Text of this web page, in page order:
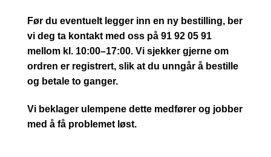
Før du eventuelt legger inn en ny bestilling, ber
vi deg ta kontakt med oss på 91 92 05 91
mellom kl. 10:00–17:00. Vi sjekker gjerne om
ordren er registrert, slik at du unngår å bestille
og betale to ganger.
Vi beklager ulempene dette medfører og jobber
med å få problemet løst.